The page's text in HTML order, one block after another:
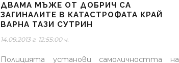
ДВАМА МЪЖЕ ОТ ДОБРИЧ СА
ЗАГИНАЛИТЕ В КАТАСТРОФАТА КРАЙ
ВАРНА ТАЗИ СУТРИН
14.09.2013 г. 12:55:00 ч.
Полицията установи самоличността на